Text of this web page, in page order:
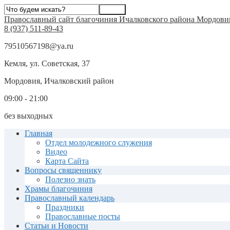
Православный сайт благочиния Ичалковского района
8 (937) 511-89-43
79510567198@ya.ru
Кемля, ул. Советская, 37
Мордовия, Ичалковский район
09:00 - 21:00
без выходных
Главная
Отдел молодежного служения
Видео
Карта Сайта
Вопросы священнику
Полезно знать
Храмы благочиния
Православный календарь
Праздники
Православные посты
Статьи и Новости